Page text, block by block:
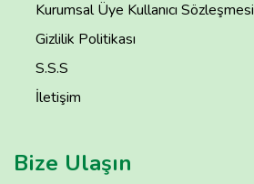
Kurumsal Üye Kullanıcı Sözleşmesi
Gizlilik Politikası
S.S.S
İletişim
Bize Ulaşın